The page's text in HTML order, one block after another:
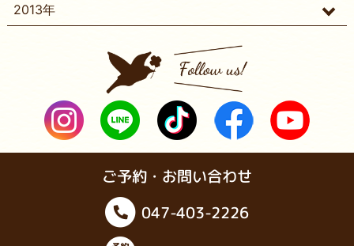
2013年
ご予約・お問い合わせ
047-403-2226